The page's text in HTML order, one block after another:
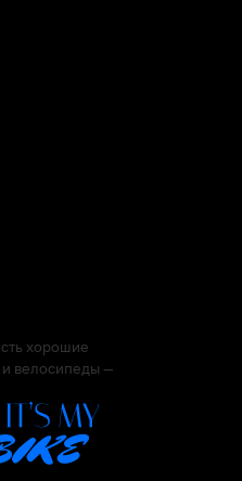
хорошие
и велосипеды —